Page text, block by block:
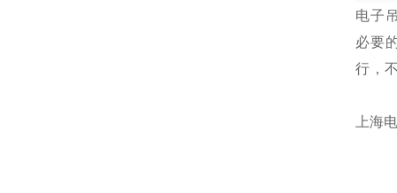
电子
必要
行，
上海